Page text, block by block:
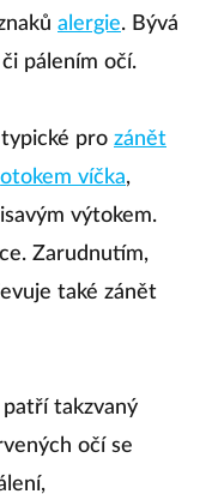
alergie. Bývá
pálením očí.
pro zánět
otokem víčka,
výtokem.
Zarudnutím,
také zánět
takzvaný
očí se